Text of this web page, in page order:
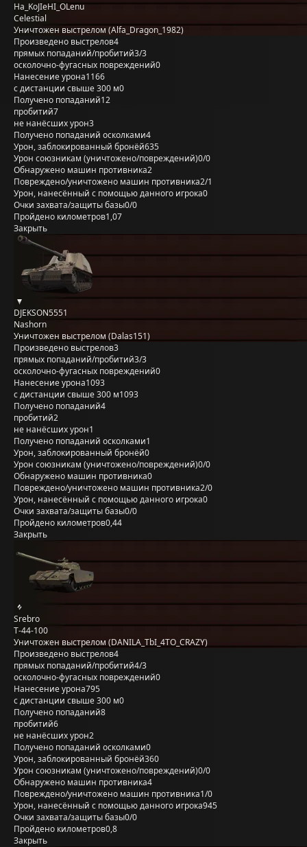
Ha_KoJIeHI_OLenu
Celestial
Уничтожен выстрелом (Alfa_Dragon_1982)
Произведено выстрелов4
прямых попаданий/пробитий3/3
осколочно-фугасных повреждений0
Нанесение урона1166
с дистанции свыше 300 м0
Получено попаданий12
пробитий7
не нанёсших урон3
Получено попаданий осколками4
Урон, заблокированный бронёй635
Урон союзникам (уничтожено/повреждений)0/0
Обнаружено машин противника2
Повреждено/уничтожено машин противника2/1
Урон, нанесённый с помощью данного игрока0
Очки захвата/защиты базы0/0
Пройдено километров1,07
Закрыть
DJEKSON5551
Nashorn
Уничтожен выстрелом (Dalas151)
Произведено выстрелов3
прямых попаданий/пробитий3/3
осколочно-фугасных повреждений0
Нанесение урона1093
с дистанции свыше 300 м1093
Получено попаданий4
пробитий2
не нанёсших урон1
Получено попаданий осколками1
Урон, заблокированный бронёй0
Урон союзникам (уничтожено/повреждений)0/0
Обнаружено машин противника0
Повреждено/уничтожено машин противника2/0
Урон, нанесённый с помощью данного игрока0
Очки захвата/защиты базы0/0
Пройдено километров0,44
Закрыть
Srebro
Т-44-100
Уничтожен выстрелом (DANILA_TbI_4TO_CRAZY)
Произведено выстрелов4
прямых попаданий/пробитий4/3
осколочно-фугасных повреждений0
Нанесение урона795
с дистанции свыше 300 м0
Получено попаданий8
пробитий6
не нанёсших урон2
Получено попаданий осколками0
Урон, заблокированный бронёй360
Урон союзникам (уничтожено/повреждений)0/0
Обнаружено машин противника4
Повреждено/уничтожено машин противника1/0
Урон, нанесённый с помощью данного игрока945
Очки захвата/защиты базы0/0
Пройдено километров0,8
Закрыть